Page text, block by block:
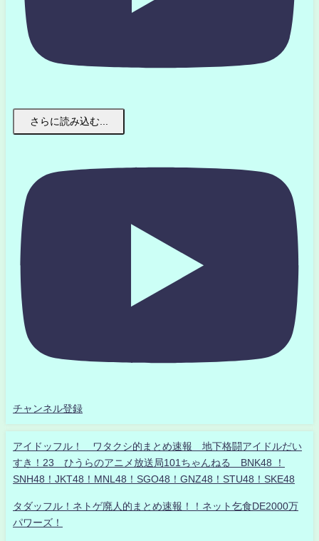
さらに読み込む...
チャンネル登録
アイドッフル！ ワタクシ的まとめ速報 地下格闘アイドルだい
すき！23 ひうらのアニメ放送局101ちゃんねる BNK48 ！
SNH48！JKT48！MNL48！SGO48！GNZ48！STU48！SKE48
タダッフル！ネトゲ廃人的まとめ速報！！ネット乞食DE2000万
パワーズ！